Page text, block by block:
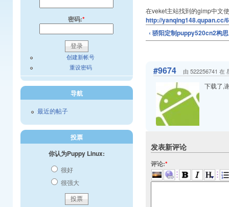
在veket主站找到的gimp中文
http://yanqing148.qupan.cc/
‹ 骄阳定制puppy520cn2构
#9674 由 522256741 在
下载了,
发表新评论
评论:*
密码:*
创建新帐号
重设密码
导航
最近的帖子
投票
你认为Puppy Linux:
很好
很强大